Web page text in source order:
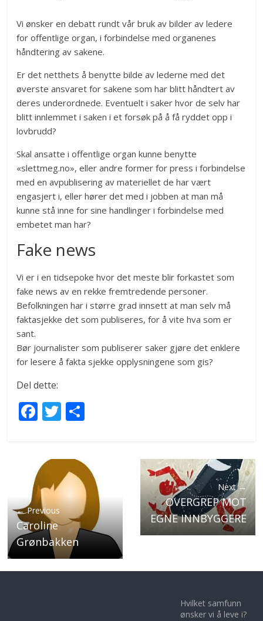
Vi ønsker en debatt rundt vår bruk av bilder av ledere
for offentlige organ, i forbindelse med organenes
håndtering av sakene.
Er det netthets å benytte bilde av lederne med det
øverste ansvaret for sakene som har blitt håndtert av
deres underordnede. Eventuelt i saker hvor de selv har
blitt innlemmet i saken i et forsøk på å få ryddet opp i
lovbrudd?
Skal ansatte i offentlige organ kunne benytte
«slettmeg.no», eller andre former for press i forbindelse
med en avpublisering av materiellet de har vært
engasjert i, eller hører det med i jobben at man må
kunne stå inne for sine handlinger i forbindelse med
embetet man har?
Fake news
Vi er i en tidsepoke hvor det meste blir forkastet som
fake news av en rekke fremtredende personer.
Befolkningen har i større grad innsett at man selv må
faktasjekke det som publiseres, for å vite hva som er
sant.
Bør journalister som publiserer saker gjøre det enklere
for lesere å fakta sjekke opplysningene som gis?
Del dette:
F
b
o
o
k
T
er e
← Previous
Caroline
Grønbakken
Next →
OVERGREP MOT
EGNE INNBYGGERE
Hvilket samfunn
ønsker vi å leve i?